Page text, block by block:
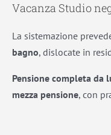
Vacanza Studio
La sistemazione
bagno, dislocate in
Pensione completa da
mezza pensione, con